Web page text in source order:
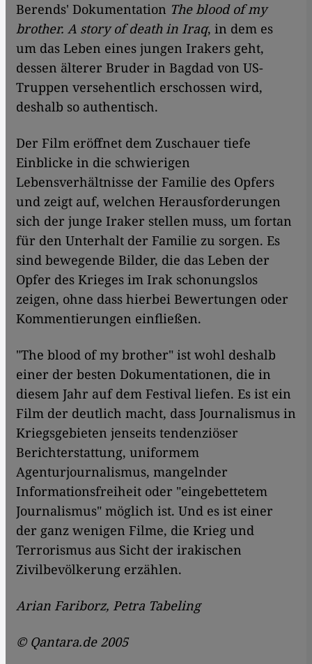
Berends' Dokumentation The blood of my
brother. A story of death in Iraq, in dem es
um das Leben eines jungen Irakers geht,
dessen älterer Bruder in Bagdad von US-
Truppen versehentlich erschossen wird,
deshalb so authentisch.
Der Film eröffnet dem Zuschauer tiefe
Einblicke in die schwierigen
Lebensverhältnisse der Familie des Opfers
und zeigt auf, welchen Herausforderungen
sich der junge Iraker stellen muss, um fortan
für den Unterhalt der Familie zu sorgen. Es
sind bewegende Bilder, die das Leben der
Opfer des Krieges im Irak schonungslos
zeigen, ohne dass hierbei Bewertungen oder
Kommentierungen einfließen.
"The blood of my brother" ist wohl deshalb
einer der besten Dokumentationen, die in
diesem Jahr auf dem Festival liefen. Es ist ein
Film der deutlich macht, dass Journalismus in
Kriegsgebieten jenseits tendenziöser
Berichterstattung, uniformem
Agenturjournalismus, mangelnder
Informationsfreiheit oder "eingebettetem
Journalismus" möglich ist. Und es ist einer
der ganz wenigen Filme, die Krieg und
Terrorismus aus Sicht der irakischen
Zivilbevölkerung erzählen.
Arian Fariborz, Petra Tabeling
© Qantara.de 2005